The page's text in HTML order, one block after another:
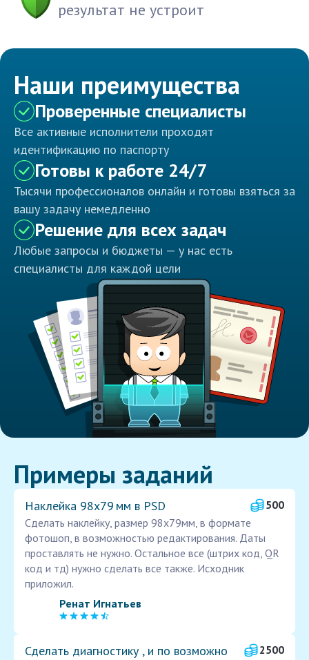
результат не устроит
Наши преимущества
Проверенные специалисты
Все активные исполнители проходят
идентификацию по паспорту
Готовы к работе 24/7
Тысячи профессионалов онлайн и готовы взяться за
вашу задачу немедленно
Решение для всех задач
Любые запросы и бюджеты — у нас есть
специалисты для каждой цели
Примеры заданий
Наклейка 98х79 мм в PSD
500
Сделать наклейку, размер 98х79мм, в формате
фотошоп, в возможностью редактирования. Даты
проставлять не нужно. Остальное все (штрих код, QR
код и тд) нужно сделать все также. Исходник
приложил.
Ренат Игнатьев
Сделать диагностику , и по возможно
2500